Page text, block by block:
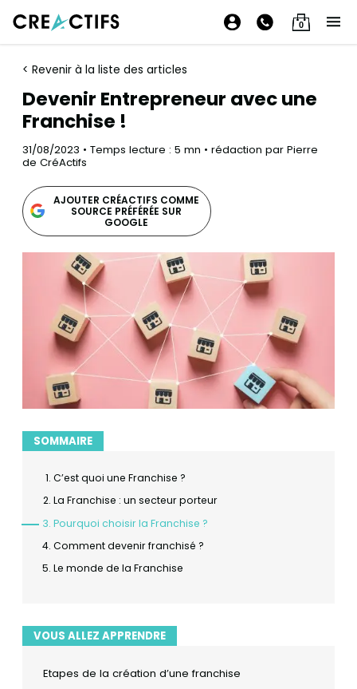
0
< Revenir à la liste des articles
Devenir Entrepreneur avec une
Franchise !
31/08/2023 • Temps lecture : 5 mn • rédaction par Pierre
de CréActifs
AJOUTER CRÉACTIFS COMME
SOURCE PRÉFÉRÉE SUR
GOOGLE
SOMMAIRE
C’est quoi une Franchise ?
La Franchise : un secteur porteur
Pourquoi choisir la Franchise ?
Comment devenir franchisé ?
Le monde de la Franchise
VOUS ALLEZ APPRENDRE
Etapes de la création d’une franchise